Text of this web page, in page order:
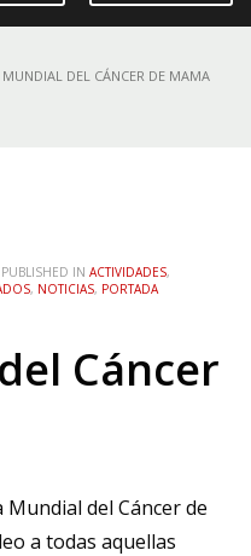
MUNDIAL DEL CÁNCER DE MAMA
PUBLISHED IN ACTIVIDADES,
, NOTICIAS, PORTADA
Cáncer
Mundial del Cáncer de
a todas aquellas